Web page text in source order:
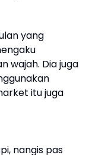
yang
wajah. Dia juga
itu juga
nangis pas